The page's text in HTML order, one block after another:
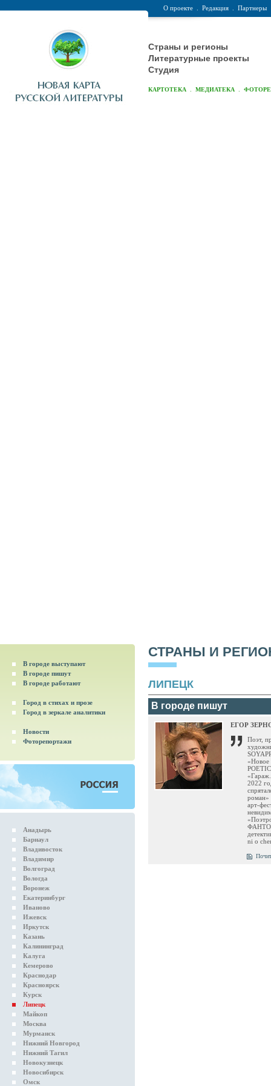
О проекте Редакция Партнеры
Страны и регионы
Литературные проекты
Студия
КАРТОТЕКА МЕДИАТЕКА
В городе выступают
В городе пишут
В городе работают
Город в стихах и прозе
Город в зеркале аналитики
Новости
Фоторепортажи
Анадырь
Барнаул
Владивосток
Владимир
Волгоград
Вологда
Воронеж
Екатеринбург
Иваново
Ижевск
Иркутск
Казань
Калининград
Калуга
Кемерово
Краснодар
Красноярск
Курск
Липецк
Майкоп
Москва
Мурманск
Нижний Новгород
Нижний Тагил
Новокузнецк
Новосибирск
Омск
СТРАНЫ И
ЛИПЕЦК
В городе пишут
ЕГОР
Поэт,
«Новое
2022
роман»
арт-
ni o